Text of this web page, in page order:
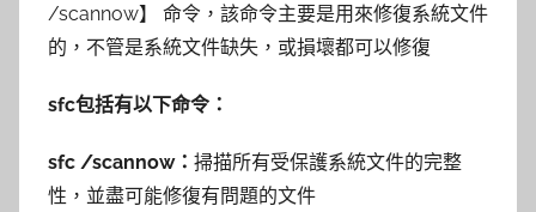
/scannow】 命令，該命令主要是用來修復系統文件
的，不管是系統文件缺失，或損壞都可以修復
sfc包括有以下命令：
sfc /scannow： 掃描所有受保護系統文件的完整
性，並盡可能修復有問題的文件